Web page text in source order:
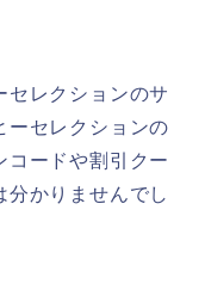
セレクションのサ
ーセレクションの
コードや割引クー
分かりませんでし